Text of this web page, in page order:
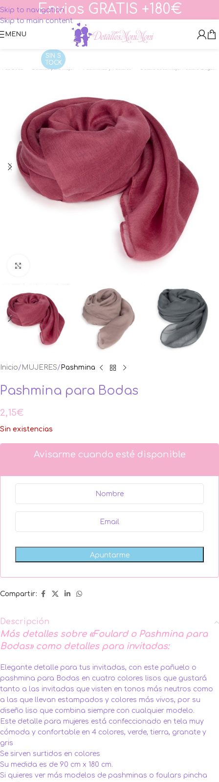
Skip to navigation
Skip to main content
Envios GRATIS +180€
MENU
SIN S
TOCK
Inicio MUJERES Pashmina
Pashmina para Bodas
2,15€
Sin existencias
Avisarme cuando esté disponible
Compartir:
Descripción
Más detalles sobre «Foulard o Pashmina para
Bodas» como detalles para invitadas:
Elegante detalle para tus invitadas, con este pañuelo o
pashmina para Bodas en cuatro colores lisos que gustará
tanto a las invitadas que visten en tonos más neutros como
a las que llevan estampados y colores más vivos, por su
diseño liso que combina siempre con cualquier modelo.
Este detalle para mujeres está confeccionado en tela muy
cómoda y confortable en 4 colores, verde, tierra, granate y
gris
Se sirven surtidos en colores
Su medida es de 90 cm x 180 cm.
Si quieres ver más modelos de pashminas o foulars pincha